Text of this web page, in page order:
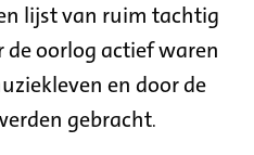
lijst van ruim tachtig
oorlog actief waren
en door de
gebracht.